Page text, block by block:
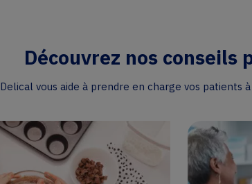
Découvrez nos conseils
Delical vous aide à prendre en charge vos patients